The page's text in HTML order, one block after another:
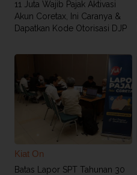
11 Juta Wajib Pajak Aktivasi
Akun Coretax, Ini Caranya &
Dapatkan Kode Otorisasi DJP
Kiat On
Batas Lapor SPT Tahunan 30